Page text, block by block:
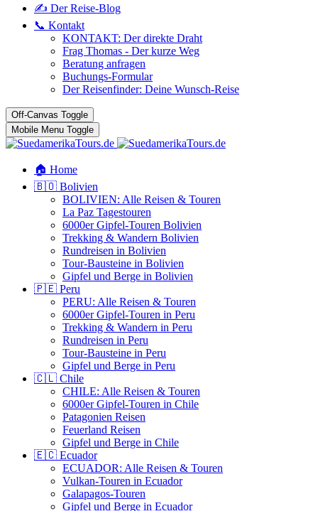
✍️ Der Reise-Blog
📞 Kontakt
KONTAKT: Der direkte Draht
Frag Thomas - Der kurze Weg
Beratung anfragen
Buchungs-Formular
Der Reisenfinder: Deine Wunsch-Reise
Off-Canvas Toggle
Mobile Menu Toggle
🏠 Home
🇧🇴 Bolivien
BOLIVIEN: Alle Reisen & Touren
La Paz Tagestouren
6000er Gipfel-Touren Bolivien
Trekking & Wandern Bolivien
Rundreisen in Bolivien
Tour-Bausteine in Bolivien
Gipfel und Berge in Bolivien
🇵🇪 Peru
PERU: Alle Reisen & Touren
6000er Gipfel-Touren in Peru
Trekking & Wandern in Peru
Rundreisen in Peru
Tour-Bausteine in Peru
Gipfel und Berge in Peru
🇨🇱 Chile
CHILE: Alle Reisen & Touren
6000er Gipfel-Touren in Chile
Patagonien Reisen
Feuerland Reisen
Gipfel und Berge in Chile
🇪🇨 Ecuador
ECUADOR: Alle Reisen & Touren
Vulkan-Touren in Ecuador
Galapagos-Touren
Gipfel und Berge in Ecuador